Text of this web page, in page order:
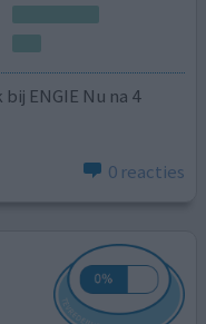
ENGIE Nu na 4
0 reacties